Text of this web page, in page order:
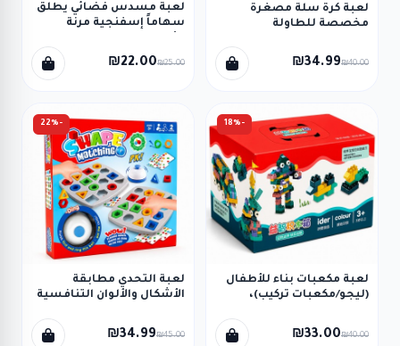
لعبة كرة سلة مصغرة
مخصصة للطاولة
₪34.99₪40.00
لعبة مسدس فضائي يطلق
سهاماً إسفنجية مرنة
₪22.00₪25.00
-18%
لعبة مكعبات بناء للأطفال
(ليجو/مكعبات تركيب)،
ملونة مصممة لتركيب
أشكال ومجسمات متنوعة
₪33.00₪40.00
-22%
لعبة التحدي مطابقة
الأشكال والألوان التنافسية
الملاحظة
₪34.99₪45.00